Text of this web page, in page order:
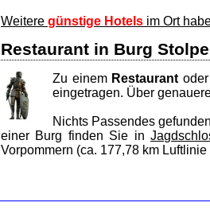
Weitere günstige Hotels im Ort
Restaurant in Burg
Zu einem Restaurant oder
eingetragen. Über
Nichts Passendes
einer Burg finden Sie in
Vorpommern (ca. 177,78 km Luftlinie